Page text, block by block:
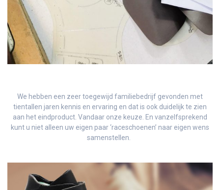
We hebben een zeer toegewijd familiebedrijf gevonden met
tientallen jaren kennis en ervaring en dat is ook duidelijk te zien
aan het eindproduct. Vandaar onze keuze. En vanzelfsprekend
kunt u niet alleen uw eigen paar ‘raceschoenen’ naar eigen wens
samenstellen.